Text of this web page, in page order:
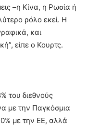
–η Κίνα, η Ρωσία ή
ρόλο εκεί. Η
και
είπε ο Κουρτς.
του διεθνούς
με την Παγκόσμια
με την ΕΕ, αλλά